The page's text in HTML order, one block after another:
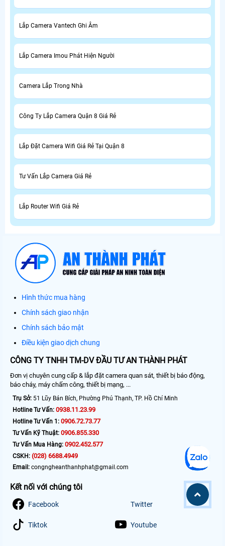
Lắp Camera Vantech Ghi Âm
Lắp Camera Imou Phát Hiện Người
Camera Lắp Trong Nhà
Công Ty Lắp Camera Quận 8 Giá Rẻ
Lắp Đặt Camera Wifi Giá Rẻ Tại Quận 8
Tư Vấn Lắp Camera Giá Rẻ
Lắp Router Wifi Giá Rẻ
Hình thức mua hàng
Chính sách giao nhận
Chính sách bảo mật
Điều kiện giao dịch chung
CÔNG TY TNHH TM-DV ĐẦU TƯ AN THÀNH PHÁT
Đơn vị chuyên cung cấp & lắp đặt camera quan sát, thiết bị báo động,
báo cháy, máy chấm công, thiết bị mạng, ...
Trụ Sở: 51 Lũy Bán Bích, Phường Phú Thạnh, TP. Hồ Chí Minh
Hotline Tư Vấn: 0938.11.23.99
Hotline Tư Vấn 1: 0906.72.73.77
Tư Vấn Kỹ Thuật: 0906.855.330
Tư Vấn Mua Hàng: 0902.452.577
CSKH: (028) 6688.4949
Email: congngheanthanhphat@gmail.com
Kết nối với chúng tôi
Facebook Twitter
Tiktok Youtube